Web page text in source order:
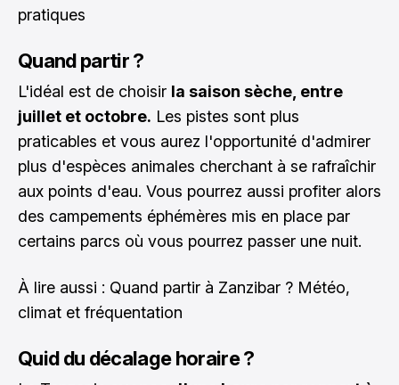
pratiques
Quand partir ?
L'idéal est de choisir la saison sèche, entre
juillet et octobre. Les pistes sont plus
praticables et vous aurez l'opportunité d'admirer
plus d'espèces animales cherchant à se rafraîchir
aux points d'eau. Vous pourrez aussi profiter alors
des campements éphémères mis en place par
certains parcs où vous pourrez passer une nuit.
À lire aussi : Quand partir à Zanzibar ? Météo,
climat et fréquentation
Quid du décalage horaire ?